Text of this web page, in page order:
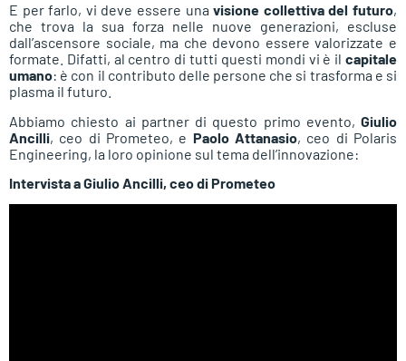
E per farlo, vi deve essere unavisione collettiva del futuro,
che trova la sua forza nelle nuove generazioni, escluse
dall’ascensore sociale, ma che devono essere valorizzate e
formate. Difatti, al centro di tutti questi mondi vi è il capitale
umano: è con il contributo delle persone che si trasforma e si
plasma il futuro.
Abbiamo chiesto ai partner di questo primo evento, Giulio
Ancilli, ceo di Prometeo, e Paolo Attanasio, ceo di Polaris
Engineering, la loro opinione sul tema dell’innovazione:
Intervista a Giulio Ancilli, ceo di Prometeo